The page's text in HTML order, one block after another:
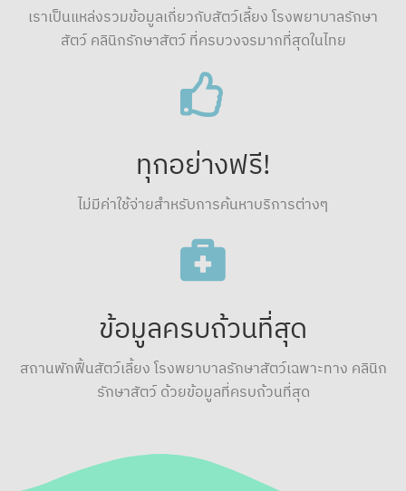
เราเป็นแหล่งรวมข้อมูลเกี่ยวกับสัตว์เลี้ยง โรงพยาบาลรักษา
สัตว์ คลินิกรักษาสัตว์ ที่ครบวงจรมากที่สุดในไทย
ทุกอย่างฟรี!
ไม่มีค่าใช้จ่ายสำหรับการค้นหาบริการต่างๆ
ข้อมูลครบถ้วนที่สุด
สถานพักฟื้นสัตว์เลี้ยง โรงพยาบาลรักษาสัตว์เฉพาะทาง คลินิก
รักษาสัตว์ ด้วยข้อมูลที่ครบถ้วนที่สุด